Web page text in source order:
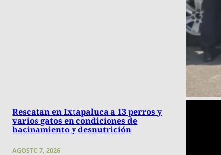
Rescatan en Ixtapaluca a 13 perros y
varios gatos en condiciones de
hacinamiento y desnutrición
AGOSTO 7, 2026